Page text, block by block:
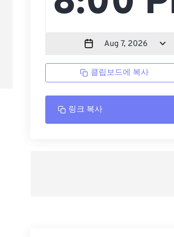
클립보드에 복사
링크 복사